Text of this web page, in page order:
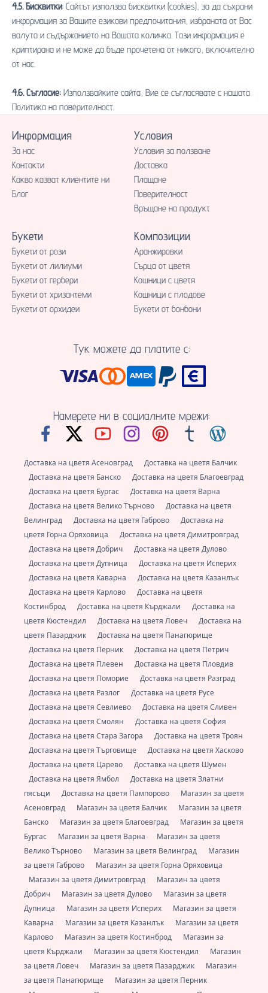
4.5. Бисквитки: Сайтът използва бисквитки (cookies), за да съхрани
информация за Вашите езикови предпочитания, избраната от Вас
валута и съдържанието на Вашата количка. Тази информация е
криптирана и не може да бъде прочетена от никого, включително
от нас.
4.6. Съгласие: Използвайките сайта, Вие се съгласявате с нашата
Политика на поверителност.
Информация
За нас
Контакти
Какво казват клиентите ни
Блог
Условия
Условия за ползване
Доставка
Плащане
Поверителност
Връщане на продукт
Букети
Букети от рози
Букети от лилиуми
Букети от гербери
Букети от хризантеми
Букети от орхидеи
Композиции
Аранжировки
Сърца от цветя
Кошници с цветя
Кошници с плодове
Букети от бонбони
Тук можете да платите с:
Намерете ни в социалните мрежи:
Доставка на цветя Асеновград
Доставка на цветя Балчик
Доставка на цветя Банско
Доставка на цветя Благоевград
Доставка на цветя Бургас
Доставка на цветя Варна
Доставка на цветя Велико Търново
Доставка на цветя
Велинград
Доставка на цветя Габрово
Доставка на
цветя Горна Оряховица
Доставка на цветя Димитровград
Доставка на цветя Добрич
Доставка на цветя Дулово
Доставка на цветя Дупница
Доставка на цветя Исперих
Доставка на цветя Каварна
Доставка на цветя Казанлък
Доставка на цветя Карлово
Доставка на цветя
Костинброд
Доставка на цветя Кърджали
Доставка на
цветя Кюстендил
Доставка на цветя Ловеч
Доставка на
цветя Пазарджик
Доставка на цветя Панагюрище
Доставка на цветя Перник
Доставка на цветя Петрич
Доставка на цветя Плевен
Доставка на цветя Пловдив
Доставка на цветя Поморие
Доставка на цветя Разград
Доставка на цветя Разлог
Доставка на цветя Русе
Доставка на цветя Севлиево
Доставка на цветя Сливен
Доставка на цветя Смолян
Доставка на цветя София
Доставка на цветя Стара Загора
Доставка на цветя Троян
Доставка на цветя Търговище
Доставка на цветя Хасково
Доставка на цветя Царево
Доставка на цветя Шумен
Доставка на цветя Ямбол
Доставка на цветя Златни
пясъци
Доставка на цветя Пампорово
Магазин за цветя
Асеновград
Магазин за цветя Балчик
Магазин за цветя
Банско
Магазин за цветя Благоевград
Магазин за цветя
Бургас
Магазин за цветя Варна
Магазин за цветя
Велико Търново
Магазин за цветя Велинград
Магазин
за цветя Габрово
Магазин за цветя Горна Оряховица
Магазин за цветя Димитровград
Магазин за цветя
Добрич
Магазин за цветя Дулово
Магазин за цветя
Дупница
Магазин за цветя Исперих
Магазин за цветя
Каварна
Магазин за цветя Казанлък
Магазин за цветя
Карлово
Магазин за цветя Костинброд
Магазин за
цветя Кърджали
Магазин за цветя Кюстендил
Магазин
за цветя Ловеч
Магазин за цветя Пазарджик
Магазин
за цветя Панагюрище
Магазин за цветя Перник